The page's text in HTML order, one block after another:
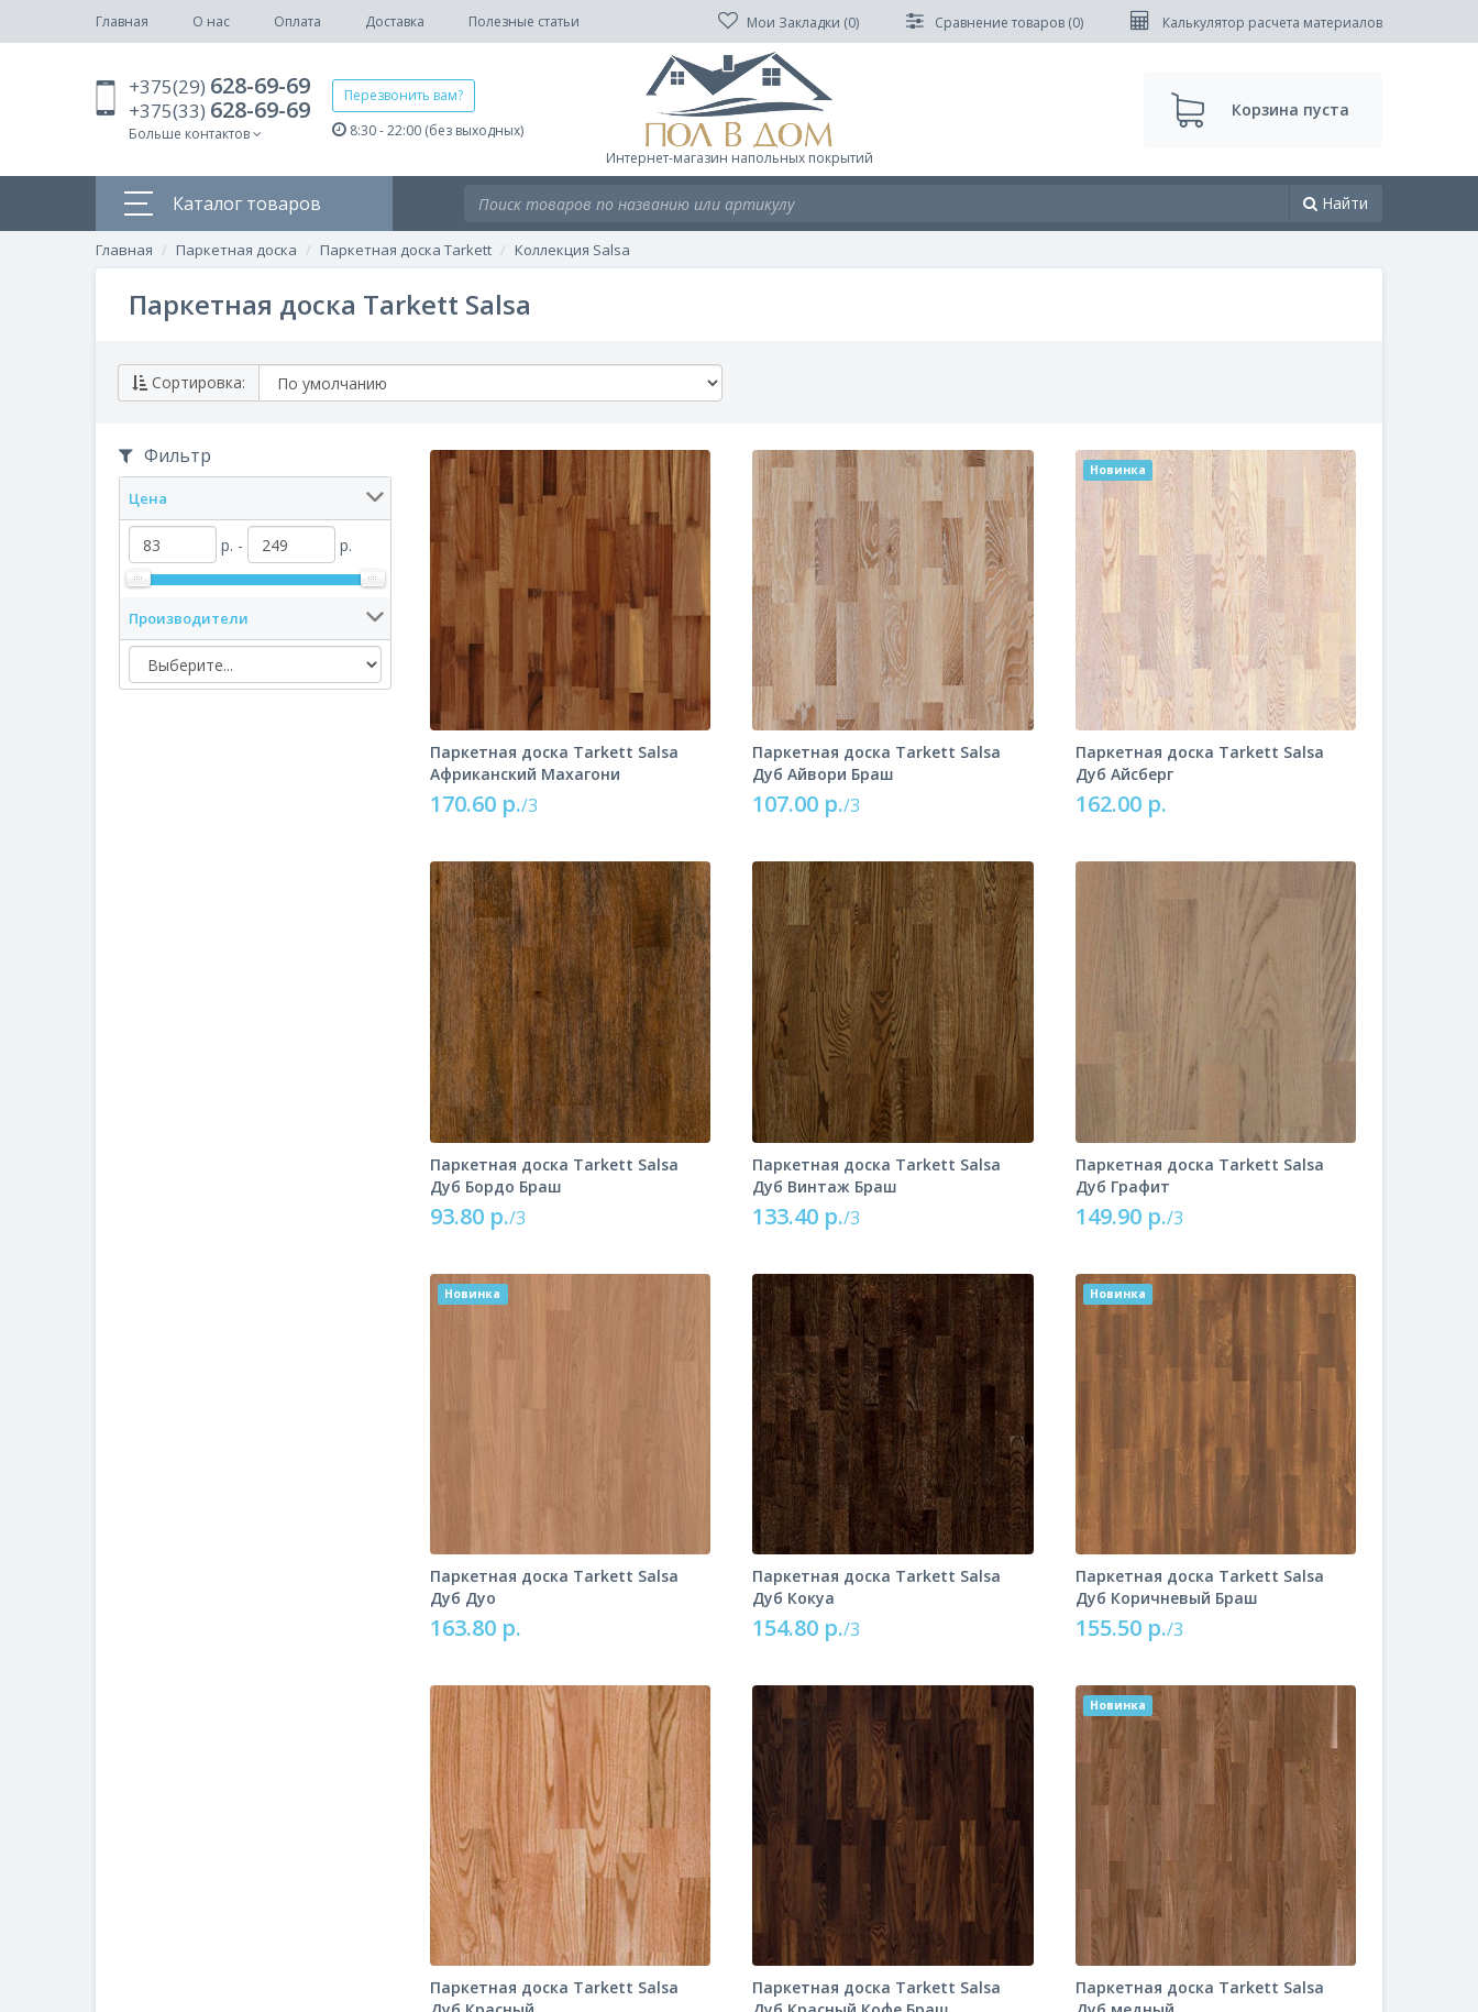
Главная О нас Оплата Доставка Полезные статьи Мои Закладки (0) Сравнение товаров (0) Калькулятор расчета материалов
+375(29) 628-69-69
+375(33) 628-69-69
Больше контактов
Перезвонить вам?
8:30 - 22:00 (без выходных)
Интернет-магазин напольных покрытий
Корзина пуста
Каталог товаров Найти
Главная Паркетная доска Паркетная доска Tarkett Коллекция Salsa
Паркетная доска Tarkett Salsa
Сортировка:
Фильтр
Цена
р. - р.
Производители
Паркетная доска Tarkett Salsa
Африканский Махагони
170.60 р./3
Паркетная доска Tarkett Salsa
Дуб Айвори Браш
107.00 р./3
Новинка
Паркетная доска Tarkett Salsa
Дуб Айсберг
162.00 р.
Паркетная доска Tarkett Salsa
Дуб Бордо Браш
93.80 р./3
Паркетная доска Tarkett Salsa
Дуб Винтаж Браш
133.40 р./3
Паркетная доска Tarkett Salsa
Дуб Графит
149.90 р./3
Новинка
Паркетная доска Tarkett Salsa
Дуб Дуо
163.80 р.
Паркетная доска Tarkett Salsa
Дуб Кокуа
154.80 р./3
Новинка
Паркетная доска Tarkett Salsa
Дуб Коричневый Браш
155.50 р./3
Паркетная доска Tarkett Salsa
Паркетная доска Tarkett Salsa
Новинка
Паркетная доска Tarkett Salsa